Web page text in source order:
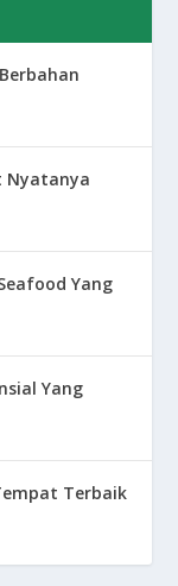
Nyatanya
Yang
Yang
Terbaik